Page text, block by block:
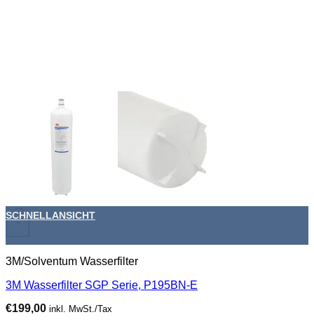
+
SCHNELLANSICHT
3M/Solventum Wasserfilter
3M Wasserfilter SGP Serie, P195BN-E
€199,00 inkl. MwSt./Tax